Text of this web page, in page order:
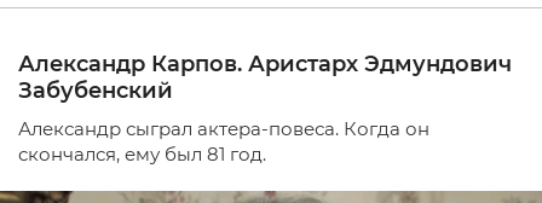
Александр Карпов. Аристарх Эдмундович
Забубенский
Александр сыграл актера-повеса. Когда он
скончался, ему был 81 год.